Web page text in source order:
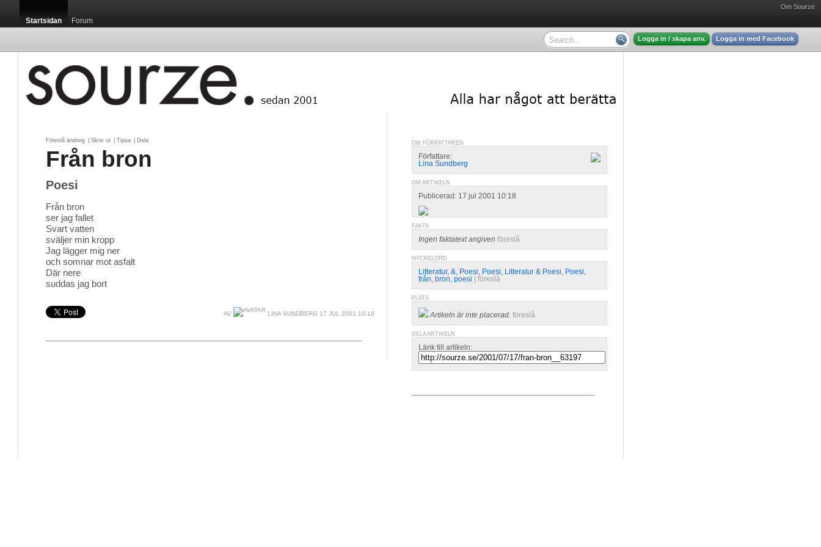
Om Sourze
Startsidan Forum
Logga in / skapa anv. Logga in med Facebook
Föreslå ändring Skriv ut Tipsa Dela
Från bron
Poesi
Från bron
ser jag fallet
Svart vatten
sväljer min kropp
Jag lägger mig ner
och somnar mot asfalt
Där nere
suddas jag bort
AV LINA SUNDBERG 17 JUL 2001 10:18
OM FÖRFATTAREN
Författare:
Lina Sundberg
OM ARTIKELN
Publicerad: 17 jul 2001 10:18
FAKTA
Ingen faktatext angiven föreslå
NYCKELORD
Litteratur, &, Poesi, Poesi, Litteratur & Poesi, Poesi,
från, bron, poesi föreslå
PLATS
Artikeln är inte placerad. föreslå
DELA ARTIKELN
Länk till artikeln: